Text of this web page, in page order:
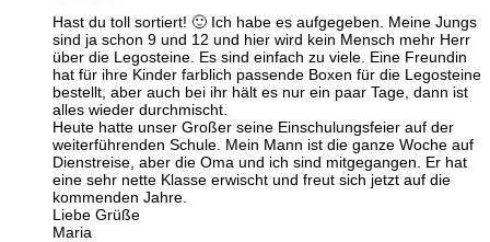
Hast du toll sortiert! 🙂 Ich habe es aufgegeben. Meine Jungs
sind ja schon 9 und 12 und hier wird kein Mensch mehr Herr
über die Legosteine. Es sind einfach zu viele. Eine Freundin
hat für ihre Kinder farblich passende Boxen für die Legosteine
bestellt, aber auch bei ihr hält es nur ein paar Tage, dann ist
alles wieder durchmischt.
Heute hatte unser Großer seine Einschulungsfeier auf der
weiterführenden Schule. Mein Mann ist die ganze Woche auf
Dienstreise, aber die Oma und ich sind mitgegangen. Er hat
eine sehr nette Klasse erwischt und freut sich jetzt auf die
kommenden Jahre.
Liebe Grüße
Maria